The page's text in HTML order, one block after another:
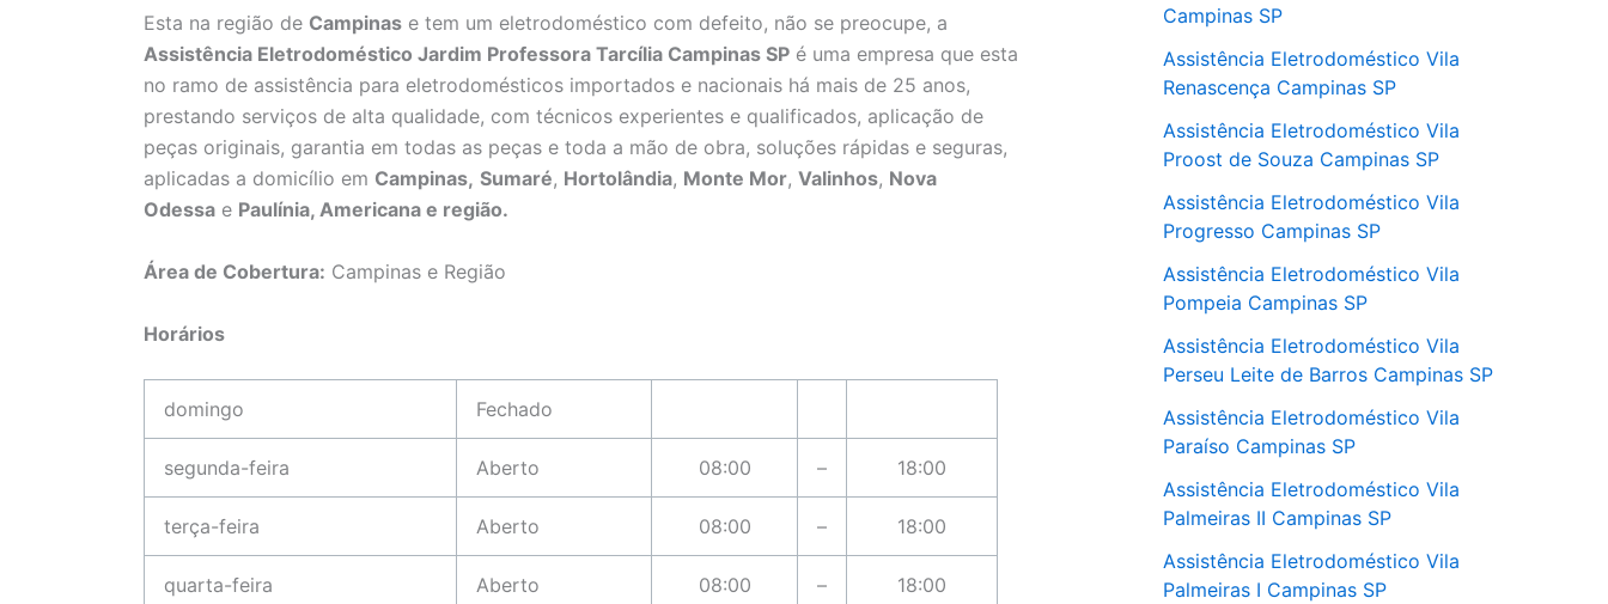
Esta na região de Campinas e tem um eletrodoméstico com defeito, não se preocupe, a
Assistência Eletrodoméstico Jardim Professora Tarcília Campinas SP é uma empresa que esta
no ramo de assistência para eletrodomésticos importados e nacionais há mais de 25 anos,
prestando serviços de alta qualidade, com técnicos experientes e qualificados, aplicação de
peças originais, garantia em todas as peças e toda a mão de obra, soluções rápidas e seguras,
aplicadas a domicílio em Campinas, Sumaré, Hortolândia, Monte Mor, Valinhos, Nova
Odessa e Paulínia, Americana e região.
Área de Cobertura: Campinas e Região
Horários
domingo Fechado
segunda-feira Aberto 08:00 – 18:00
terça-feira Aberto 08:00 – 18:00
quarta-feira Aberto 08:00 – 18:00
Campinas SP
Assistência Eletrodoméstico Vila
Renascença Campinas SP
Assistência Eletrodoméstico Vila
Proost de Souza Campinas SP
Assistência Eletrodoméstico Vila
Progresso Campinas SP
Assistência Eletrodoméstico Vila
Pompeia Campinas SP
Assistência Eletrodoméstico Vila
Perseu Leite de Barros Campinas SP
Assistência Eletrodoméstico Vila
Paraíso Campinas SP
Assistência Eletrodoméstico Vila
Palmeiras II Campinas SP
Assistência Eletrodoméstico Vila
Palmeiras I Campinas SP